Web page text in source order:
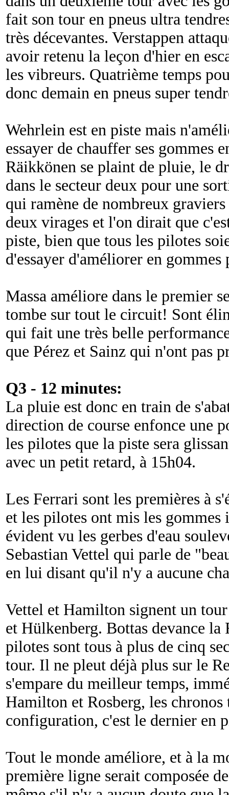
fait son tour en pneus ultra
très décevantes. Verstappen
avoir retenu la leçon d'hier en
les vibreurs. Quatrième temps
donc demain en pneus super
Wehrlein est en piste mais
essayer de chauffer ses gommes
Räikkönen se plaint de pluie, le
dans le secteur deux pour une
qui ramène de nombreux
deux virages et l'on dirait que
piste, bien que tous les pilotes
d'essayer d'améliorer en gommes
Massa améliore dans le premier
tombe sur tout le circuit! Sont
qui fait une très belle
que Pérez et Sainz qui n'ont pas
Q3 - 12 minutes:
La pluie est donc en train de
direction de course enfonce une
les pilotes que la piste sera
avec un petit retard, à 15h04.
Les Ferrari sont les premières à
et les pilotes ont mis les gommes
évident vu les gerbes d'eau
Sebastian Vettel qui parle de "
en lui disant qu'il n'y a aucune
Vettel et Hamilton signent un
et Hülkenberg. Bottas devance la
pilotes sont tous à plus de cinq
tour. Il ne pleut déjà plus sur le
s'empare du meilleur temps,
Hamilton et Rosberg, les
configuration, c'est le dernier en
Tout le monde améliore, et à la
première ligne serait composée